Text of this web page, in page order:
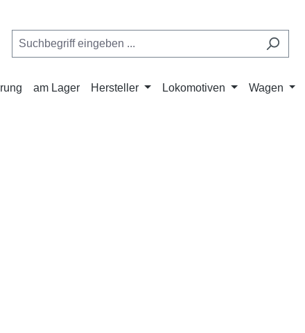
am Lager Hersteller Lokomotiven Wagen